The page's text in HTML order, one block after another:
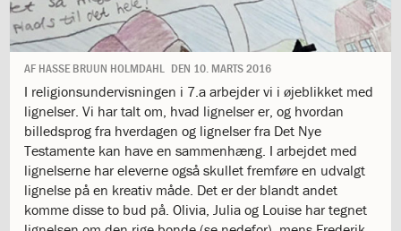
days
of
giving
it
Grow
1.13:
Move
it!
1.14:
Ucycle
We
cycle
AF HASSE BRUUN HOLMDAHL DEN 10. MARTS 2016
I religionsundervisningen i 7.a arbejder vi i øjeblikket med
lignelser. Vi har talt om, hvad lignelser er, og hvordan
billedsprog fra hverdagen og lignelser fra Det Nye
Testamente kan have en sammenhæng. I arbejdet med
lignelserne har eleverne også skullet fremføre en udvalgt
lignelse på en kreativ måde. Det er der blandt andet
komme disse to bud på. Olivia, Julia og Louise har tegnet